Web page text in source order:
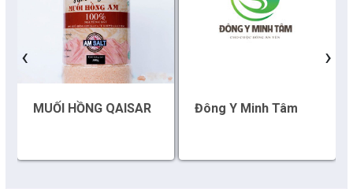
MUỐI HỒNG QAISAR Đông Y Minh Tâm
‹ ›
Khi khoa học - công nghệ chưa có sự đột phá
Chế biến sâu – Nâng cao giá trị nông sản
“Đi tắt, đón đầu” các công nghệ mới, công nghệ tương lai
Mời tham gia Hội chợ triển lãm chuyên ngành Cà phê và sản